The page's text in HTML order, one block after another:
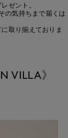
ゼント。
の気持ちまで届くは
取り揃えておりま
VILLA》